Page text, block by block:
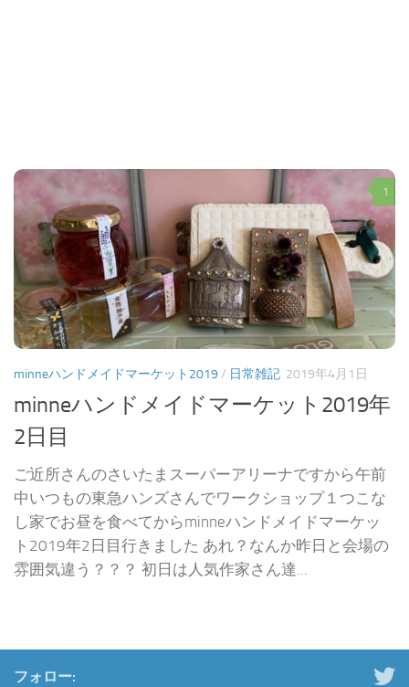
1
minneハンドメイドマーケット2019 / 日常雑記 2019年4月1日
minneハンドメイドマーケット2019年
2日目
ご近所さんのさいたまスーパーアリーナですから午前
中いつもの東急ハンズさんでワークショップ１つこな
し家でお昼を食べてからminneハンドメイドマーケッ
ト2019年2日目行きました あれ？なんか昨日と会場の
雰囲気違う？？？ 初日は人気作家さん達...
フォロー: